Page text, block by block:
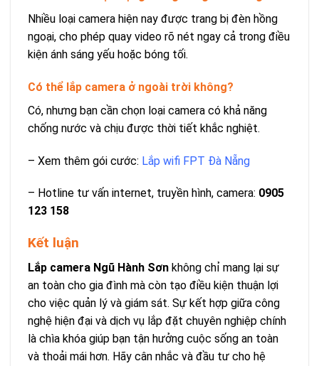
Nhiều loại camera hiện nay được trang bị đèn hồng
ngoại, cho phép quay video rõ nét ngay cả trong điều
kiện ánh sáng yếu hoặc bóng tối.
Có thể lắp camera ở ngoài trời không?
Có, nhưng bạn cần chọn loại camera có khả năng
chống nước và chịu được thời tiết khắc nghiệt.
– Xem thêm gói cước: Lắp wifi FPT Đà Nẵng
– Hotline tư vấn internet, truyền hình, camera: 0905
123 158
Kết luận
Lắp camera Ngũ Hành Sơn không chỉ mang lại sự
an toàn cho gia đình mà còn tạo điều kiện thuận lợi
cho việc quản lý và giám sát. Sự kết hợp giữa công
nghệ hiện đại và dịch vụ lắp đặt chuyên nghiệp chính
là chìa khóa giúp bạn tận hưởng cuộc sống an toàn
và thoải mái hơn. Hãy cân nhắc và đầu tư cho hệ